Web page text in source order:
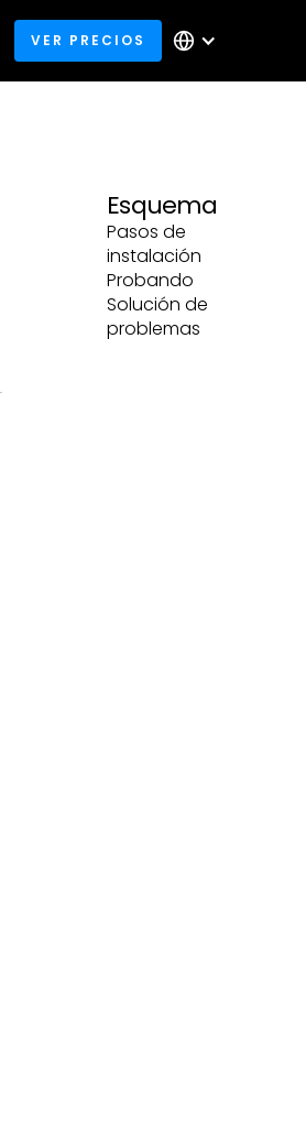
VER PRECIOS
Esquema
Pasos de
instalación
Probando
Solución de
problemas